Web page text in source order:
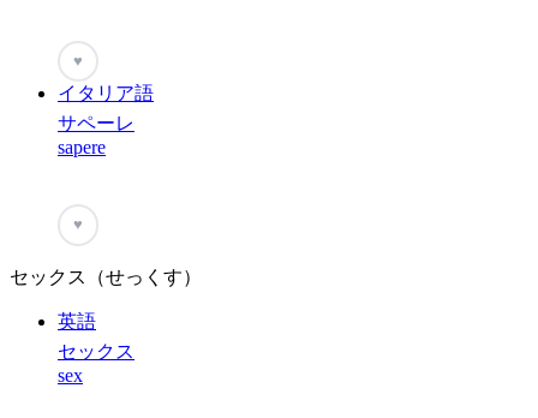
♥
イタリア語
サペーレ
sapere
♥
セックス（せっくす）
英語
セックス
sex